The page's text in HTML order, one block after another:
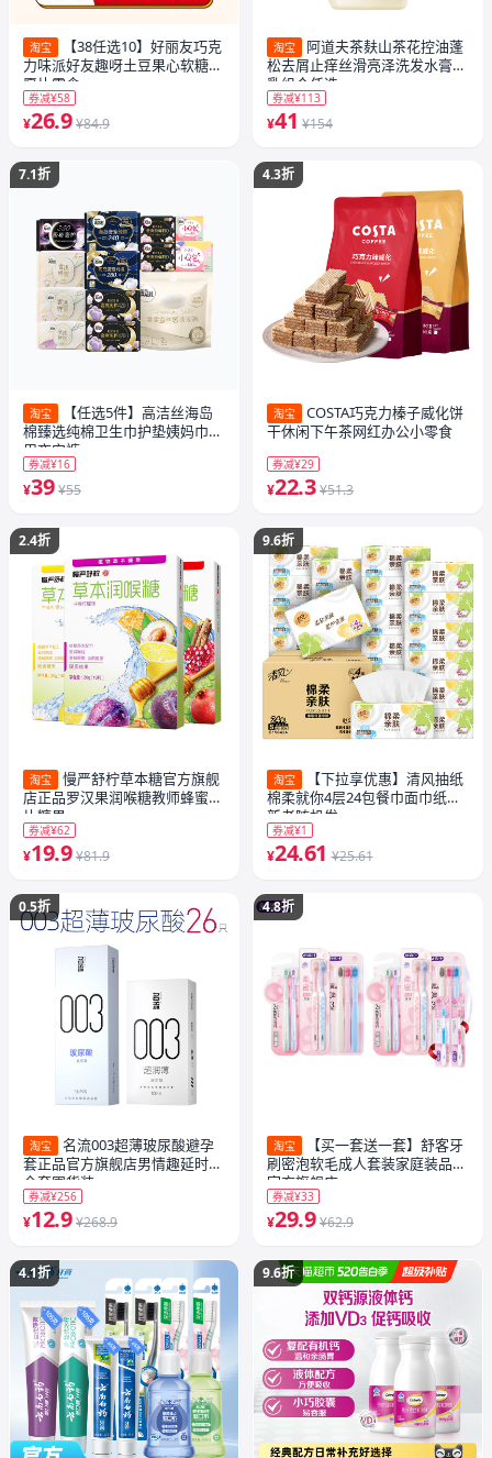
淘宝
【38任选10】好丽友巧克
力味派好友趣呀土豆果心软糖薯
愿片零食
券减¥58
¥26.9 ¥84.9
7.1折
淘宝
【任选5件】高洁丝海岛
棉臻选纯棉卫生巾护垫姨妈巾日
用夜安裤
券减¥16
¥39 ¥55
2.4折
淘宝
慢严舒柠草本糖官方旗舰
店正品罗汉果润喉糖教师蜂蜜含
片糖果
券减¥62
¥19.9 ¥81.9
0.5折
淘宝
名流003超薄玻尿酸避孕
套正品官方旗舰店男情趣延时安
全套囤货装
券减¥256
¥12.9 ¥268.9
4.1折
淘宝
阿道夫茶麸山茶花控油蓬
松去屑止痒丝滑亮泽洗发水膏液
乳组合任选
券减¥113
¥41 ¥154
4.3折
淘宝
COSTA巧克力榛子威化饼
干休闲下午茶网红办公小零食
券减¥29
¥22.3 ¥51.3
9.6折
淘宝
【下拉享优惠】清风抽纸
棉柔就你4层24包餐巾面巾纸巾
新老随机发
券减¥1
¥24.61 ¥25.61
4.8折
淘宝
【买一套送一套】舒客牙
刷密泡软毛成人套装家庭装品牌
官方旗舰店
券减¥33
¥29.9 ¥62.9
9.6折